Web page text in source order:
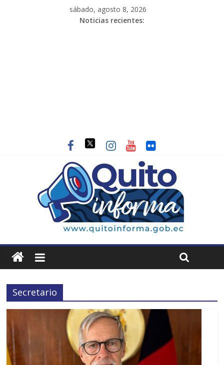
sábado, agosto 8, 2026
Noticias recientes:
Secretario